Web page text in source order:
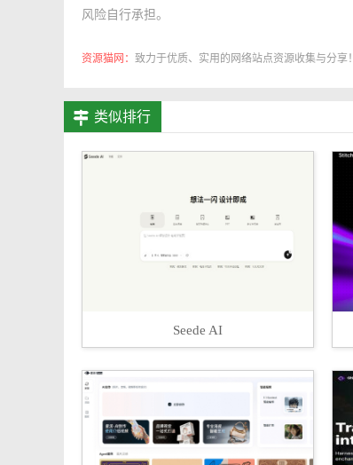
风险自行承担。
资源猫网： 致力于优质、实用的网络站点资源收集与分享！
类似排行
Seede AI